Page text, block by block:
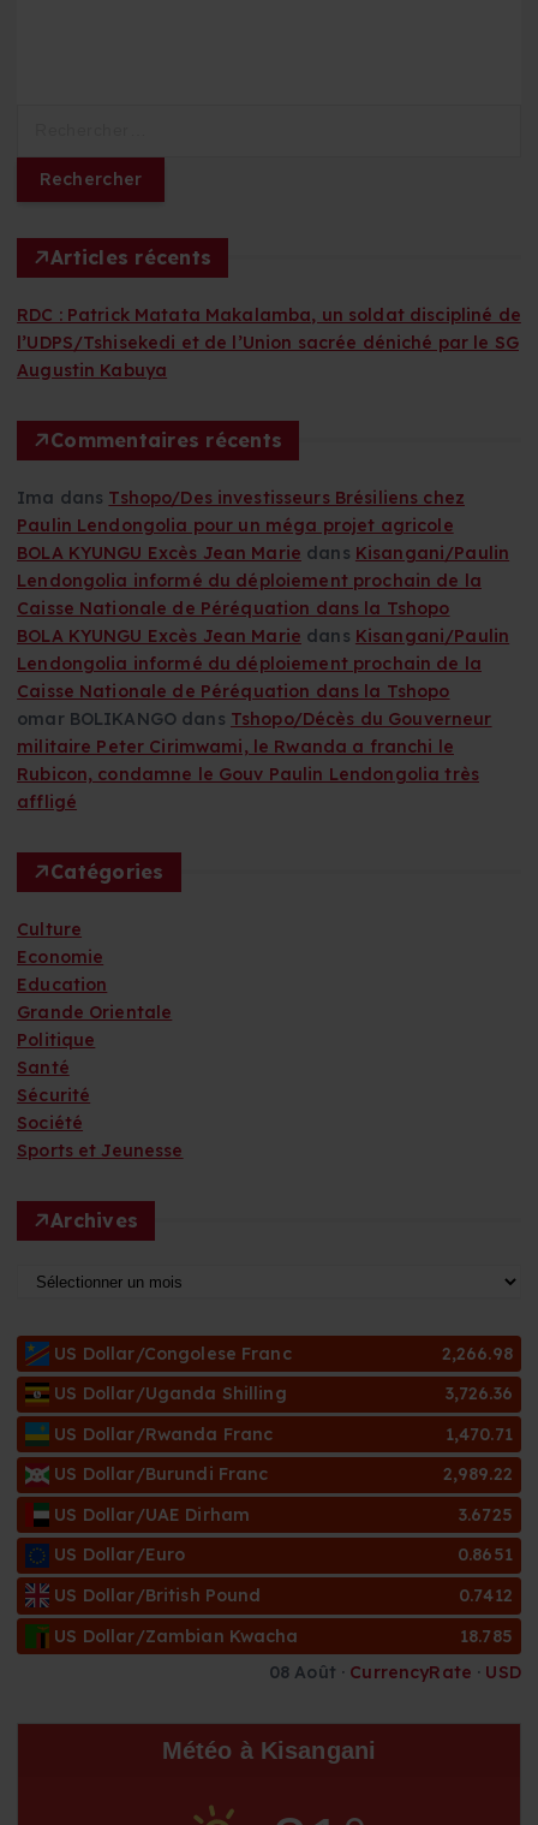
h
c
h
e
r
:
Articles récents
RDC : Patrick Matata Makalamba, un soldat discipliné de
l’UDPS/Tshisekedi et de l’Union sacrée déniché par le SG
Augustin Kabuya
Commentaires récents
Ima dans Tshopo/Des investisseurs Brésiliens chez
Paulin Lendongolia pour un méga projet agricole
BOLA KYUNGU Excès Jean Marie dans Kisangani/Paulin
Lendongolia informé du déploiement prochain de la
Caisse Nationale de Péréquation dans la Tshopo
BOLA KYUNGU Excès Jean Marie dans Kisangani/Paulin
Lendongolia informé du déploiement prochain de la
Caisse Nationale de Péréquation dans la Tshopo
omar BOLIKANGO dans Tshopo/Décès du Gouverneur
militaire Peter Cirimwami, le Rwanda a franchi le
Rubicon, condamne le Gouv Paulin Lendongolia très
affligé
Catégories
Culture
Economie
Education
Grande Orientale
Politique
Santé
Sécurité
Société
Sports et Jeunesse
Archives
c
h
v
e
US Dollar/Congolese Franc
2,266.98
US Dollar/Uganda Shilling
3,726.36
US Dollar/Rwanda Franc
1,470.71
US Dollar/Burundi Franc
2,989.22
US Dollar/UAE Dirham
3.6725
US Dollar/Euro
0.8651
US Dollar/British Pound
0.7412
US Dollar/Zambian Kwacha
18.785
08 Août · CurrencyRate · USD
Météo à Kisangani